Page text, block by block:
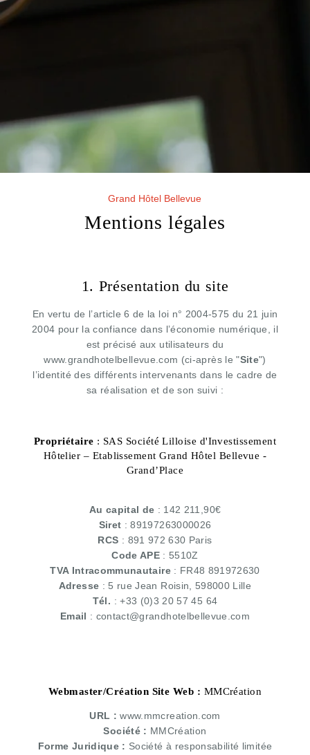
Grand Hôtel Bellevue
Mentions légales
1. Présentation du site
En vertu de l’article 6 de la loi n° 2004-575 du 21 juin
2004 pour la confiance dans l’économie numérique, il
est précisé aux utilisateurs du
www.grandhotelbellevue.com (ci-après le "Site")
l’identité des différents intervenants dans le cadre de
sa réalisation et de son suivi :
Propriétaire : SAS Société Lilloise d'Investissement
Hôtelier – Etablissement Grand Hôtel Bellevue -
Grand’Place
Au capital de : 142 211,90€
Siret : 89197263000026
RCS : 891 972 630 Paris
Code APE: 5510Z
TVA Intracommunautaire : FR48 891972630
Adresse : 5 rue Jean Roisin, 598000 Lille
Tél. : +33 (0)3 20 57 45 64
Email : contact@grandhotelbellevue.com
Webmaster/Création Site Web : MMCréation
URL :www.mmcreation.com
Société : MMCréation
Forme Juridique : Société à responsabilité limitée